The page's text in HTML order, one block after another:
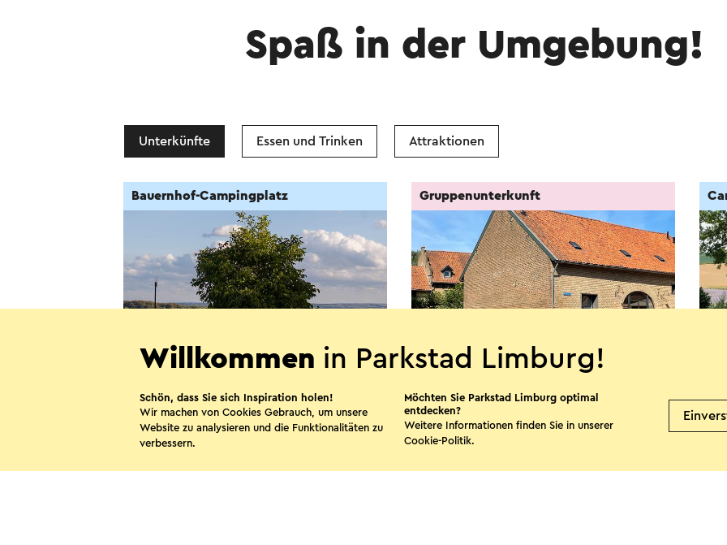
Spaß in der Umgebung!
Unterkünfte Essen und Trinken Attraktionen
Camping de Botkoel
Bauernhof-Campingplatz
Puth
Fabritiushuis
Gruppenunterkunft
Schinnen
Willkommen in Parkstad Limburg!
Schön, dass Sie sich Inspiration holen!
Wir machen von Cookies Gebrauch, um unsere
Website zu analysieren und die Funktionalitäten zu
verbessern.
Möchten Sie Parkstad Limburg optimal
entdecken?
Weitere Informationen finden Sie in unserer
Cookie-Politik.